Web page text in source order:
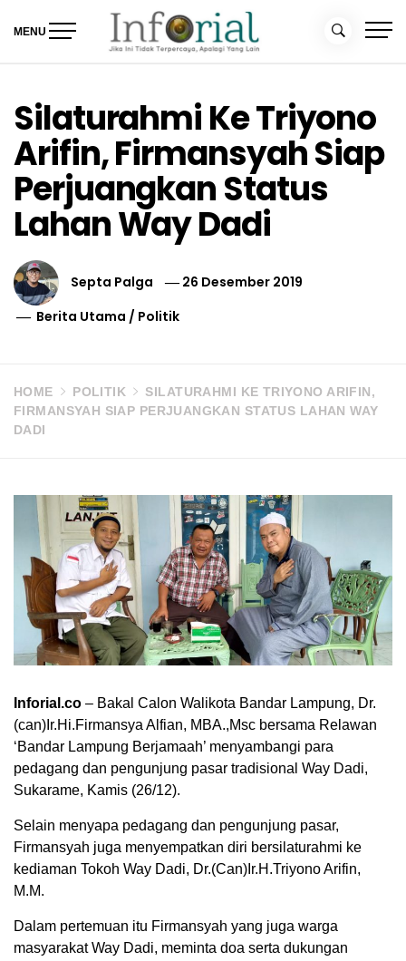
MENU
Silaturahmi Ke Triyono
Arifin, Firmansyah Siap
Perjuangkan Status
Lahan Way Dadi
Septa Palga
26 Desember 2019
Berita Utama / Politik
HOME POLITIK
SILATURAHMI KE TRIYONO ARIFIN,
FIRMANSYAH SIAP PERJUANGKAN STATUS LAHAN WAY
DADI
Inforial.co – Bakal Calon Walikota Bandar Lampung, Dr.
(can)Ir.Hi.Firmansya Alfian, MBA.,Msc bersama Relawan
‘Bandar Lampung Berjamaah’ menyambangi para
pedagang dan pengunjung pasar tradisional Way Dadi,
Sukarame, Kamis (26/12).
Selain menyapa pedagang dan pengunjung pasar,
Firmansyah juga menyempatkan diri bersilaturahmi ke
kediaman Tokoh Way Dadi, Dr.(Can)Ir.H.Triyono Arifin,
M.M.
Dalam pertemuan itu Firmansyah yang juga warga
masyarakat Way Dadi, meminta doa serta dukungan